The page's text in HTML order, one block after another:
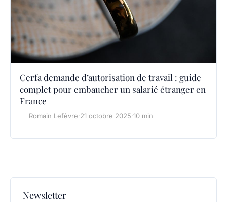
Cerfa demande d’autorisation de travail : guide
complet pour embaucher un salarié étranger en
France
Romain Lefèvre·21 octobre 2025·10 min
Newsletter